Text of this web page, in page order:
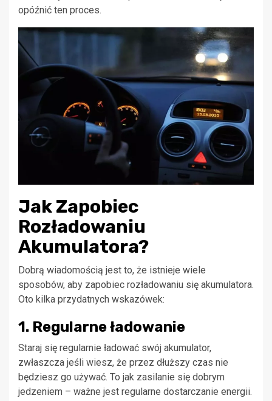
opóźnić ten proces.
Jak Zapobiec
Rozładowaniu
Akumulatora?
Dobrą wiadomością jest to, że istnieje wiele
sposobów, aby zapobiec rozładowaniu się akumulatora.
Oto kilka przydatnych wskazówek:
1. Regularne ładowanie
Staraj się regularnie ładować swój akumulator,
zwłaszcza jeśli wiesz, że przez dłuższy czas nie
będziesz go używać. To jak zasilanie się dobrym
jedzeniem – ważne jest regularne dostarczanie energii.